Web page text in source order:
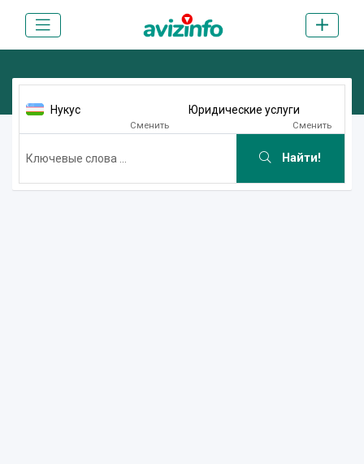
Нукус
Сменить
Юридические услуги
Сменить
Найти!